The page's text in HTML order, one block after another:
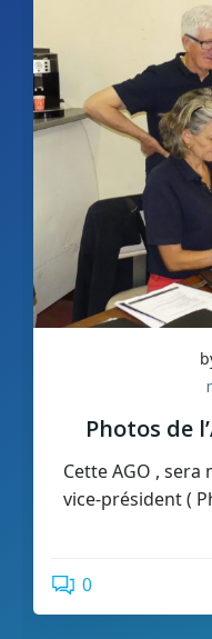
Photos de
Cette AGO , sera
vice-président (
0